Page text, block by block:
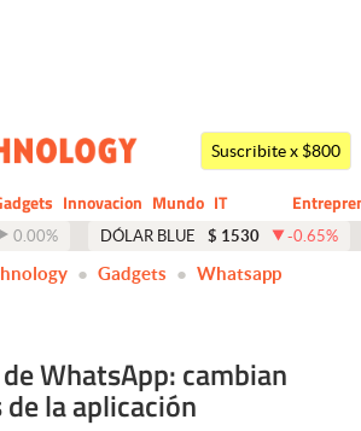
Suscribite x $800
Innovacion Mundo
CIO
IT
Business
0.00% DÓLAR BLUE $ 1530 -0.65%
Gadgets Whatsapp
WhatsApp: cambian
la aplicación